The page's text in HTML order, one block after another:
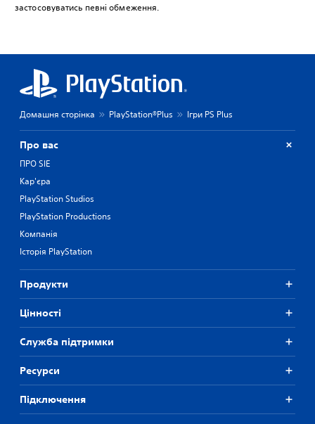
застосовуватись певні обмеження.
Домашня сторінка PlayStation®Plus Ігри PS Plus
Про вас
ПРО SIE
Кар'єра
PlayStation Studios
PlayStation Productions
Компанія
Історія PlayStation
Продукти
Цiнностi
Служба підтримки
Ресурси
Підключення